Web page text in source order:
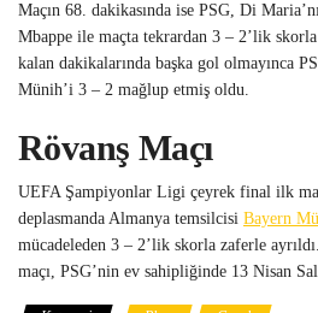
Maçın 68. dakikasında ise PSG, Di
Mbappe ile maçta tekrardan 3 – 2’lik
kalan dakikalarında başka gol olmayınca
Münih’i 3 – 2 mağlup etmiş oldu.
Rövanş Maçı
UEFA Şampiyonlar Ligi çeyrek final ilk
deplasmanda Almanya temsilcisi Bayern
mücadeleden 3 – 2’lik skorla zaferle
maçı, PSG’nin ev sahipliğinde 13 Nisan